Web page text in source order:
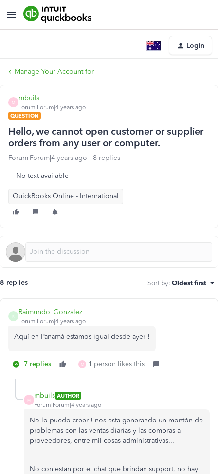
Login
Manage Your Account for
M
mbuils
Forum|Forum|4 years ago
QUESTION
Hello, we cannot open customer or supplier
orders from any user or computer.
Forum|Forum|4 years ago 8 replies
No text available
QuickBooks Online - International
8 replies Sort by: Oldest first
R
Raimundo_Gonzalez
Forum|Forum|4 years ago
Aquí en Panamá estamos igual desde ayer !
7 replies M 1 person likes this
M
mbuils AUTHOR
Forum|Forum|4 years ago
No lo puedo creer ! nos esta generando un montón de
problemas con las ventas diarias y las compras a
proveedores, entre mil cosas administrativas...
No contestan por el chat que brindan support, no hay